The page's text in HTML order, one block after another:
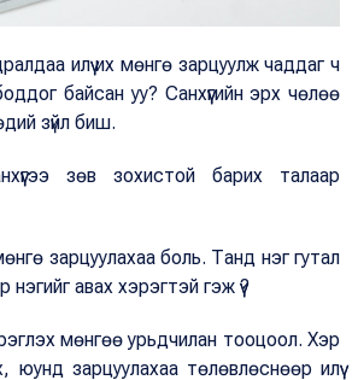
илүү их мөнгө зарцуулж чаддаг ч
байсан уу? Санхүүгийн эрх чөлөө
зүйл биш.
зөв зохистой барих талаар
зарцуулахаа боль. Танд нэг гутал
авах хэрэгтэй гэж үү?
мөнгөө урьдчилан тооцоол. Хэр
юунд зарцуулахаа төлөвлөснөөр илүү